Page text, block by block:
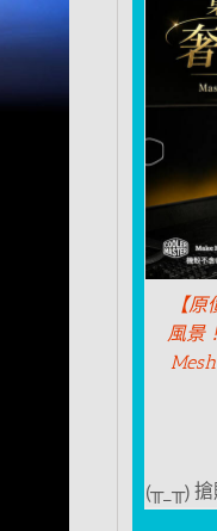
【
風景
(╥_╥) 搶